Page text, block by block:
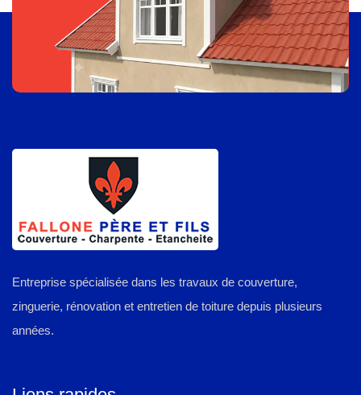
Entreprise spécialisée dans les travaux de couverture,
zinguerie, rénovation et entretien de toiture depuis plusieurs
années.